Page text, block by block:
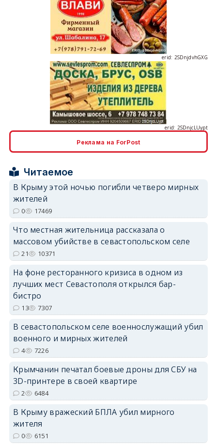
erid: 2SDnjdvhGXG
Реклама на ForPost
Читаемое
В Крыму этой ночью погибли четверо мирных
жителей
0 17469
Что местная жительница рассказала о
массовом убийстве в севастопольском селе
21 10371
На фоне ресторанного кризиса в одном из
лучших мест Севастополя открылся бар-
бистро
13 7307
В севастопольском селе военнослужащий убил
военного и мирных жителей
4 7226
Крымчанин печатал боевые дроны для СБУ на
3D-принтере в своей квартире
2 6484
В Крыму вражеский БПЛА убил мирного
жителя
0 6151